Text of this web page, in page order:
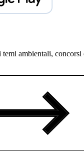
ambientali, concorsi